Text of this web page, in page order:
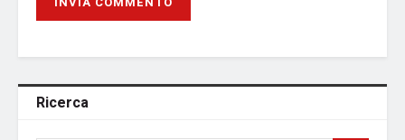
Ricerca